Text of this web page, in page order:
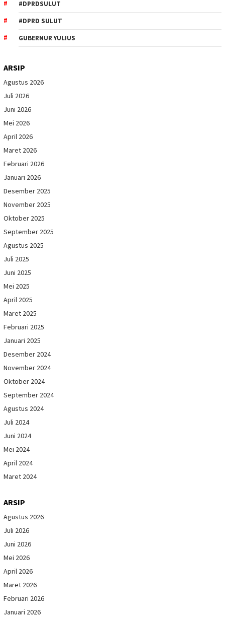
#DPRDSULUT
#DPRD SULUT
GUBERNUR YULIUS
ARSIP
Agustus 2026
Juli 2026
Juni 2026
Mei 2026
April 2026
Maret 2026
Februari 2026
Januari 2026
Desember 2025
November 2025
Oktober 2025
September 2025
Agustus 2025
Juli 2025
Juni 2025
Mei 2025
April 2025
Maret 2025
Februari 2025
Januari 2025
Desember 2024
November 2024
Oktober 2024
September 2024
Agustus 2024
Juli 2024
Juni 2024
Mei 2024
April 2024
Maret 2024
ARSIP
Agustus 2026
Juli 2026
Juni 2026
Mei 2026
April 2026
Maret 2026
Februari 2026
Januari 2026